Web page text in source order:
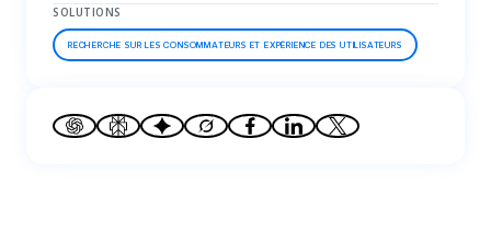
SOLUTIONS
RECHERCHE SUR LES CONSOMMATEURS ET EXPÉRIENCE DES UTILISATEURS